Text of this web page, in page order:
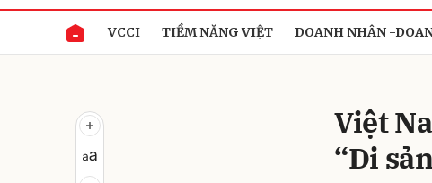
VCCI TIỀM NĂNG VIỆT DOANH NHÂN -
Việt
“Di